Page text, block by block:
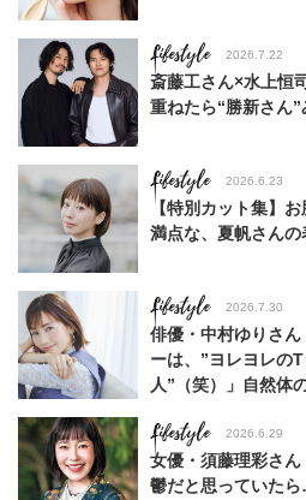
Lifestyle 2026.7.22
斎藤工さん×水上恒
重ねたら“勝新さん
Lifestyle 2026.6.23
【特別カット集】
満点な、夏帆さんの
Lifestyle 2026.7.30
俳優・中村ゆりさ
ーは、”ヨレヨレの
人”（笑）」自然体
Lifestyle 2026.6.29
女優・須藤理彩さん
鬱だと思っていた